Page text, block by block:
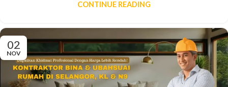
CONTINUE READING
02
NOV